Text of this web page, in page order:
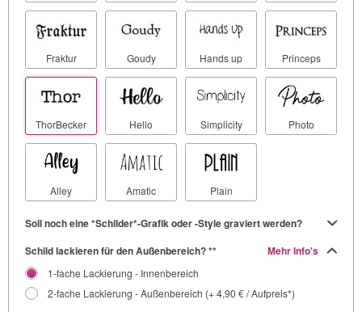
Fraktur Goudy Hands up Princeps
ThorBecker Hello Simplicity Photo
Alley Amatic Plain
Soll noch eine *Schilder*-Grafik oder -Style graviert werden?
Schild lackieren für den Außenbereich? **
Mehr Info's
1-fache Lackierung - Innenbereich
2-fache Lackierung - Außenbereich (+ 4,90 € / Aufpreis*)